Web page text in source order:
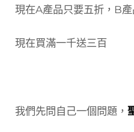
現在A產品只要五折，B
現在買滿一千送三百
我們先問自己一個問題，